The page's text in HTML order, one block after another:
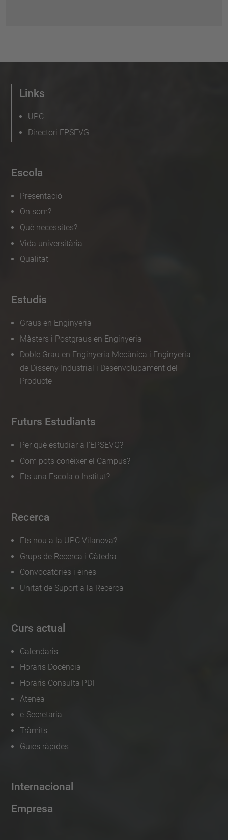
Escola
Presentació
On som?
Què necessites?
Vida universitària
Qualitat
Estudis
Graus en Enginyeria
Màsters i Postgraus en Enginyeria
Doble Grau en Enginyeria Mecànica i Enginyeria
de Disseny Industrial i Desenvolupament del
Producte
Futurs Estudiants
Per què estudiar a l'EPSEVG?
Com pots conèixer el Campus?
Ets una Escola o Institut?
Recerca
Ets nou a la UPC Vilanova?
Grups de Recerca i Càtedra
Convocatòries i eines
Unitat de Suport a la Recerca
Curs actual
Calendaris
Horaris Docència
Horaris Consulta PDI
Atenea
e-Secretaria
Tràmits
Guies ràpides
Internacional
Empresa
Links
UPC
Directori EPSEVG